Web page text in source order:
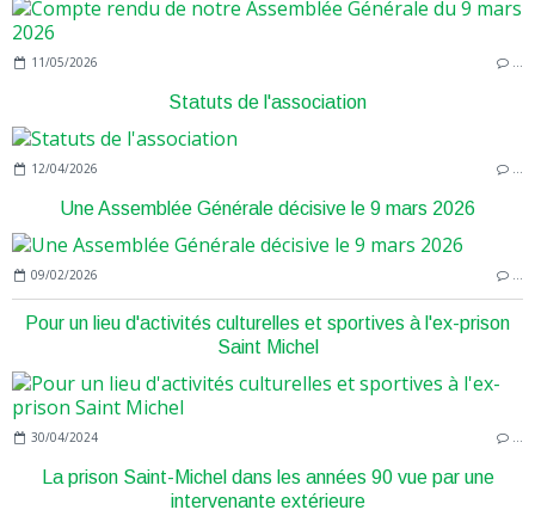
11/05/2026
Statuts de l'association
12/04/2026
Une Assemblée Générale décisive le 9 mars 2026
09/02/2026
Pour un lieu d'activités culturelles et sportives à l'ex-prison
Saint Michel
30/04/2024
La prison Saint-Michel dans les années 90 vue par une
intervenante extérieure